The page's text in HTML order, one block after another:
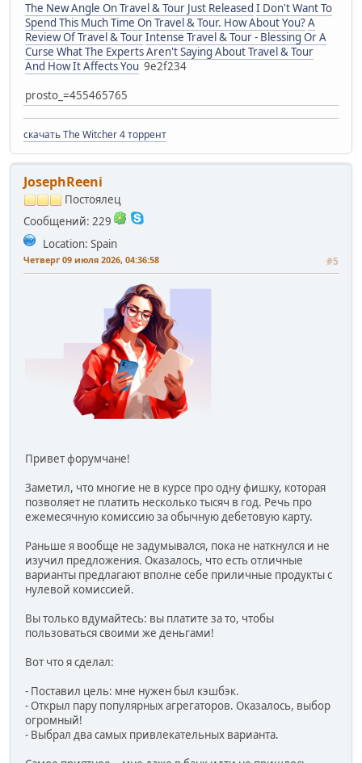
The New Angle On Travel & Tour Just Released I Don't Want To
Spend This Much Time On Travel & Tour. How About You?A
Review Of Travel & TourIntense Travel & Tour - Blessing Or A
Curse What The Experts Aren't Saying About Travel & Tour
And How It Affects You 9e2f234
prosto_=455465765
скачать The Witcher 4 торрент
JosephReeni
Постоялец
Сообщений: 229
Location: Spain
Четверг 09 июля 2026, 04:36:58 #5
Привет форумчане!
Заметил, что многие не в курсе про одну фишку, которая
позволяет не платить несколько тысяч в год. Речь про
ежемесячную комиссию за обычную дебетовую карту.
Раньше я вообще не задумывался, пока не наткнулся и не
изучил предложения. Оказалось, что есть отличные
варианты предлагают вполне себе приличные продукты с
нулевой комиссией.
Вы только вдумайтесь: вы платите за то, чтобы
пользоваться своими же деньгами!
Вот что я сделал:
- Поставил цель: мне нужен был кэшбэк.
- Открыл пару популярных агрегаторов. Оказалось, выбор
огромный!
- Выбрал два самых привлекательных варианта.